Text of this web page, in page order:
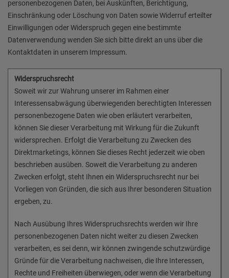
personenbezogenen Daten, bei Auskünften, Berichtigung,
Einschränkung oder Löschung von Daten sowie Widerruf erteilter
Einwilligungen oder Widerspruch gegen eine bestimmte
Datenverwendung wenden Sie sich bitte direkt an uns über die
Kontaktdaten in unserem Impressum.
Widerspruchsrecht
Soweit wir zur Wahrung unserer im Rahmen einer
Interessensabwägung überwiegenden berechtigten Interessen
personenbezogene Daten wie oben erläutert verarbeiten,
können Sie dieser Verarbeitung mit Wirkung für die Zukunft
widersprechen. Erfolgt die Verarbeitung zu Zwecken des
Direktmarketings, können Sie dieses Recht jederzeit wie oben
beschrieben ausüben. Soweit die Verarbeitung zu anderen
Zwecken erfolgt, steht Ihnen ein Widerspruchsrecht nur bei
Vorliegen von Gründen, die sich aus Ihrer besonderen Situation
ergeben, zu.
Nach Ausübung Ihres Widerspruchsrechts werden wir Ihre
personenbezogenen Daten nicht weiter zu diesen Zwecken
verarbeiten, es sei denn, wir können zwingende schutzwürdige
Gründe für die Verarbeitung nachweisen, die Ihre Interessen,
Rechte und Freiheiten überwiegen, oder wenn die Verarbeitung